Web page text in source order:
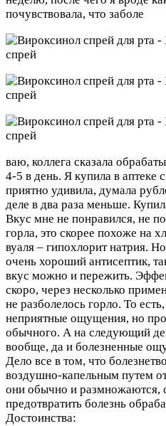
почувствовала, что заболе
ваю, коллега сказала
4-5 в день. Я купила в аптеке
приятно удивила, думала
деле в два раза меньше.
Вкус мне не понравился, не
горла, это скорее похоже на
вуаля – гипохлорит натрия.
очень хороший антисептик,
вкус можно и пережить.
скоро, через несколько
не разболелось горло. То
неприятные ощущения, но
обычного. А на следующий
вообще, да и болезненные
Дело все в том, что
воздушно-капельным путем
они обычно и размножаются,
предотвратить болезнь
Достоинства: